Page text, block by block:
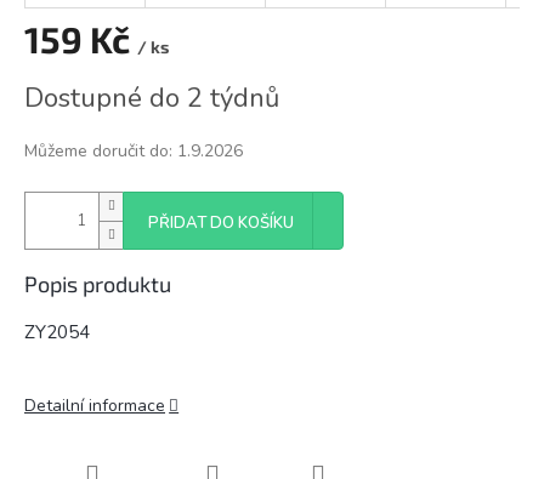
159 Kč / ks
cena:
Dostupné do 2 týdnů
Můžeme doručit do: 1.9.2026
PŘIDAT DO KOŠÍKU
Popis produktu
ZY2054
Detailní informace